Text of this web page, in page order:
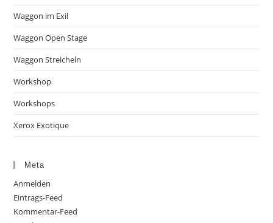
Waggon im Exil
Waggon Open Stage
Waggon Streicheln
Workshop
Workshops
Xerox Exotique
Meta
Anmelden
Eintrags-Feed
Kommentar-Feed